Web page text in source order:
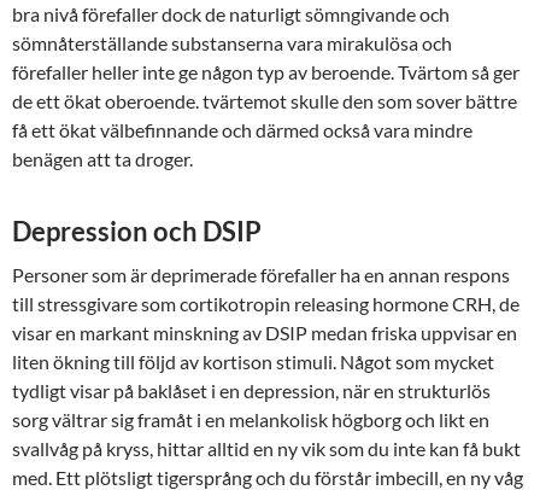
bra nivå förefaller dock de naturligt sömngivande och
sömnåterställande substanserna vara mirakulösa och
förefaller heller inte ge någon typ av beroende. Tvärtom så ger
de ett ökat oberoende. tvärtemot skulle den som sover bättre
få ett ökat välbefinnande och därmed också vara mindre
benägen att ta droger.
Depression och DSIP
Personer som är deprimerade förefaller ha en annan respons
till stressgivare som cortikotropin releasing hormone CRH, de
visar en markant minskning av DSIP medan friska uppvisar en
liten ökning till följd av kortison stimuli. Något som mycket
tydligt visar på baklåset i en depression, när en strukturlös
sorg vältrar sig framåt i en melankolisk högborg och likt en
svallvåg på kryss, hittar alltid en ny vik som du inte kan få bukt
med. Ett plötsligt tigersprång och du förstår imbecill, en ny våg